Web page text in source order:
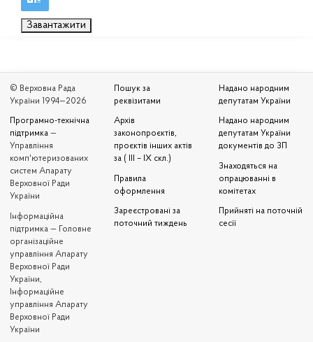
Завантажити
© Верховна Рада
України 1994—2026
Програмно-технічна
підтримка —
Управління
комп'ютеризованих
систем Апарату
Верховної Ради
України
Iнформаційна
підтримка — Головне
організаційне
управління Апарату
Верховної Ради
України,
Інформаційне
управління Апарату
Верховної Ради
України
Пошук за
реквізитами
Архів
законопроєктів,
проєктів інших актів
за ( III – IX скл.)
Правила
оформлення
Зареєстровані за
поточний тиждень
Надано народним
депутатам України
Надано народним
депутатам України
документів до ЗП
Знаходяться на
опрацюванні в
комітетах
Прийняті на поточній
сесії